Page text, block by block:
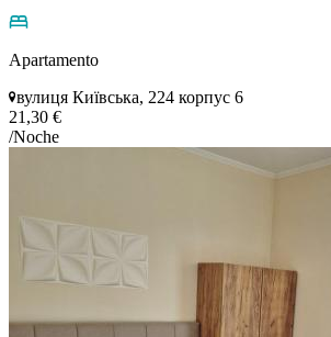
Apartamento
вулиця Київська, 224 корпус 6
21,30 €
/Noche